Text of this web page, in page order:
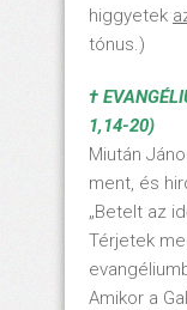
higgyetek
tónus.)
†
1,14-20)
Miután
ment, és
„Betelt az
Térjetek
Amikor a